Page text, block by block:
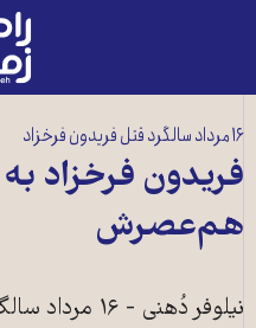
رادیو
زمانه
به
صفحه
اصلی
۱۶ مرداد سالگرد قتل فریدون فرخزاد
فریدون فرخزاد
هم‌عصرش
نیلوفر دُهنی -